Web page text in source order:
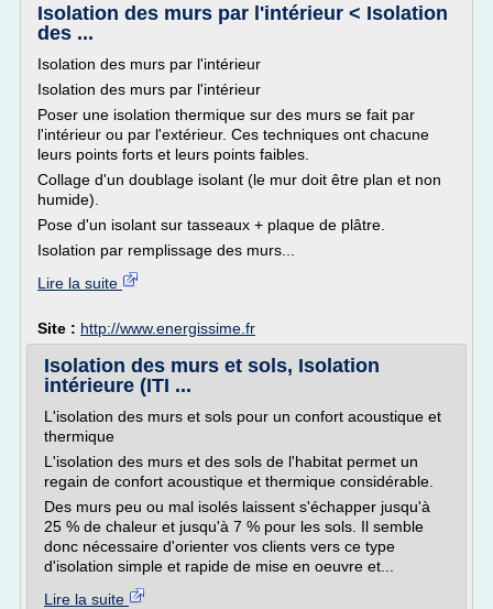
Isolation des murs par l'intérieur < Isolation
des ...
Isolation des murs par l'intérieur
Isolation des murs par l'intérieur
Poser une isolation thermique sur des murs se fait par
l'intérieur ou par l'extérieur. Ces techniques ont chacune
leurs points forts et leurs points faibles.
Collage d'un doublage isolant (le mur doit être plan et non
humide).
Pose d'un isolant sur tasseaux + plaque de plâtre.
Isolation par remplissage des murs...
Lire la suite
Site : http://www.energissime.fr
Isolation des murs et sols, Isolation
intérieure (ITI ...
L'isolation des murs et sols pour un confort acoustique et
thermique
L'isolation des murs et des sols de l'habitat permet un
regain de confort acoustique et thermique considérable.
Des murs peu ou mal isolés laissent s'échapper jusqu'à
25 % de chaleur et jusqu'à 7 % pour les sols. Il semble
donc nécessaire d'orienter vos clients vers ce type
d'isolation simple et rapide de mise en oeuvre et...
Lire la suite